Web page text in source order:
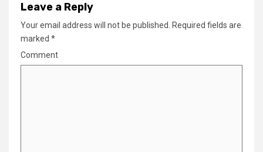
Leave a Reply
Your email address will not be published.
Required fields are
marked *
Comment